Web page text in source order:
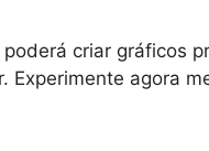
criar gráficos
Experimente agora